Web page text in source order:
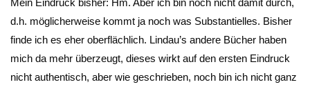
d.h. möglicherweise kommt ja noch was Substantielles. Bisher
finde ich es eher oberflächlich. Lindau’s andere Bücher haben
mich da mehr überzeugt, dieses wirkt auf den ersten Eindruck
nicht authentisch, aber wie geschrieben, noch bin ich nicht ganz